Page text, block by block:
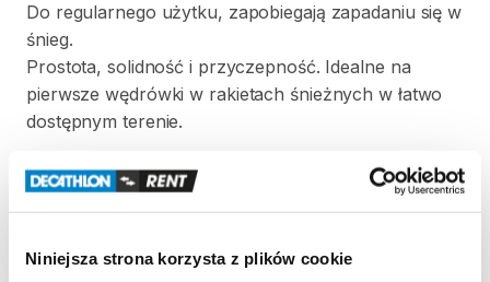
Niniejsza strona korzysta z plików cookie
Do regularnego użytku​,​ zapobiegają zapadaniu się w
śnieg.
Prostota​,​ solidność i przyczepność. Idealne na
pierwsze wędrówki w rakietach śnieżnych w łatwo
dostępnym terenie.
Strona produktu w sklepie
Zasady wypożyczenia